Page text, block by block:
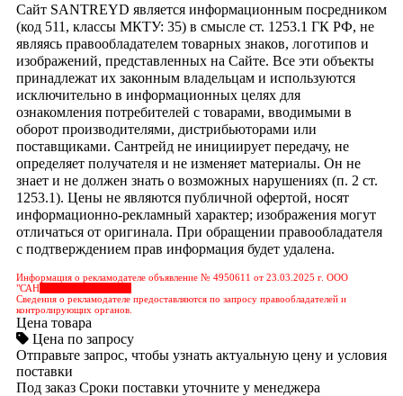
Сайт SANTREYD является информационным посредником
(код 511, классы МКТУ: 35) в смысле ст. 1253.1 ГК РФ, не
являясь правообладателем товарных знаков, логотипов и
изображений, представленных на Сайте. Все эти объекты
принадлежат их законным владельцам и используются
исключительно в информационных целях для
ознакомления потребителей с товарами, вводимыми в
оборот производителями, дистрибьюторами или
поставщиками. Сантрейд не инициирует передачу, не
определяет получателя и не изменяет материалы. Он не
знает и не должен знать о возможных нарушениях (п. 2 ст.
1253.1). Цены не являются публичной офертой, носят
информационно-рекламный характер; изображения могут
отличаться от оригинала. При обращении правообладателя
с подтверждением прав информация будет удалена.
Информация о рекламодателе объявление № 4950611 от 23.03.2025 г. ООО
"САН
Сведения о рекламодателе предоставляются по запросу правообладателей и
контролирующих органов.
Цена товара
Цена по запросу
Отправьте запрос, чтобы узнать актуальную цену и условия
поставки
Под заказ Сроки поставки уточните у менеджера